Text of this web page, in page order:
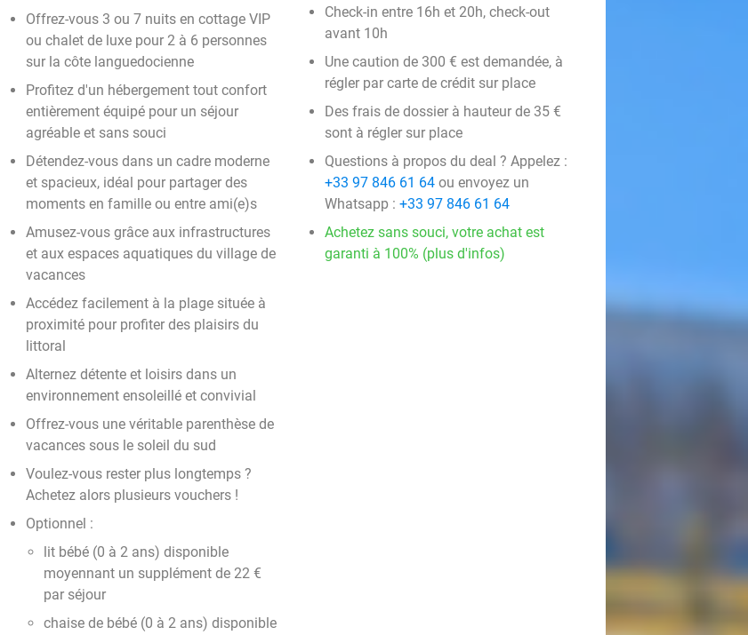
Offrez-vous 3 ou 7 nuits en cottage VIP
ou chalet de luxe pour 2 à 6 personnes
sur la côte languedocienne
Profitez d'un hébergement tout confort
entièrement équipé pour un séjour
agréable et sans souci
Détendez-vous dans un cadre moderne
et spacieux, idéal pour partager des
moments en famille ou entre ami(e)s
Amusez-vous grâce aux infrastructures
et aux espaces aquatiques du village de
vacances
Accédez facilement à la plage située à
proximité pour profiter des plaisirs du
littoral
Alternez détente et loisirs dans un
environnement ensoleillé et convivial
Offrez-vous une véritable parenthèse de
vacances sous le soleil du sud
Voulez-vous rester plus longtemps ?
Achetez alors plusieurs vouchers !
Optionnel :
lit bébé (0 à 2 ans) disponible
moyennant un supplément de 22 €
par séjour
chaise de bébé (0 à 2 ans) disponible
Check-in entre 16h et 20h, check-out
avant 10h
Une caution de 300 € est demandée, à
régler par carte de crédit sur place
Des frais de dossier à hauteur de 35 €
sont à régler sur place
Questions à propos du deal ? Appelez :
+33 97 846 61 64 ou envoyez un
Whatsapp : +33 97 846 61 64
Achetez sans souci, votre achat est
garanti à 100% (plus d'infos)